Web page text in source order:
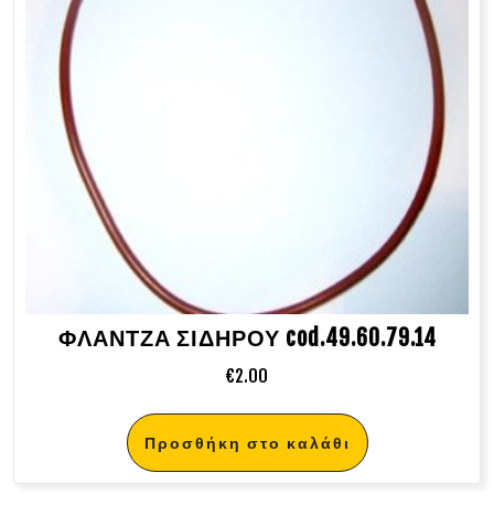
ΦΛΑΝΤΖΑ ΣΙΔΗΡΟΥ cod.49.60.79.14
€2.00
Προσθήκη στο καλάθι